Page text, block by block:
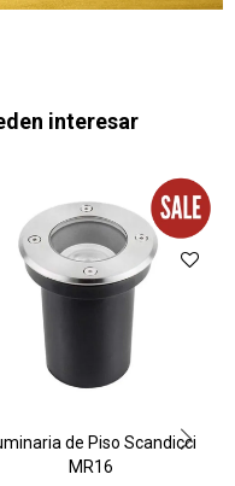
interesar
de Piso Scandicci
MR16